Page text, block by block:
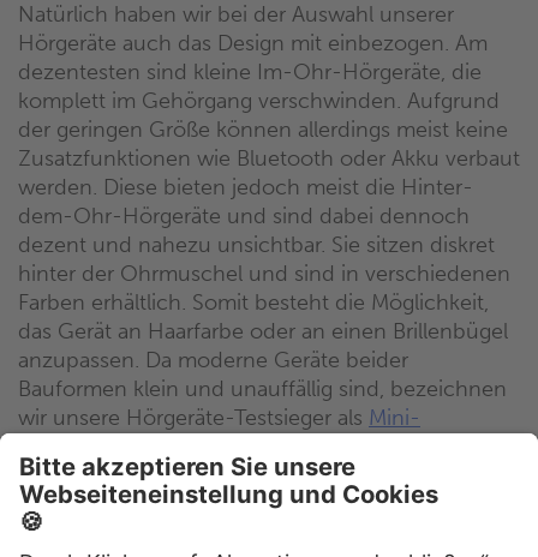
Natürlich haben wir bei der Auswahl unserer
Hörgeräte auch das Design mit einbezogen. Am
dezentesten sind kleine Im-Ohr-Hörgeräte, die
komplett im Gehörgang verschwinden. Aufgrund
der geringen Größe können allerdings meist keine
Zusatzfunktionen wie Bluetooth oder Akku verbaut
werden. Diese bieten jedoch meist die Hinter-
dem-Ohr-Hörgeräte und sind dabei dennoch
dezent und nahezu unsichtbar. Sie sitzen diskret
hinter der Ohrmuschel und sind in verschiedenen
Farben erhältlich. Somit besteht die Möglichkeit,
das Gerät an Haarfarbe oder an einen Brillenbügel
anzupassen. Da moderne Geräte beider
Bauformen klein und unauffällig sind, bezeichnen
wir unsere Hörgeräte-Testsieger als Mini-
Chip-Technologie